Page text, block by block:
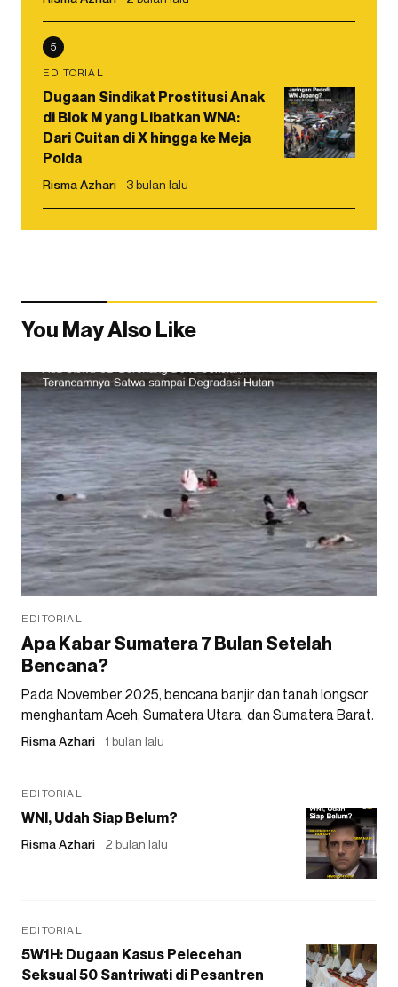
5
EDITORIAL
Dugaan Sindikat Prostitusi Anak
di Blok M yang Libatkan WNA:
Dari Cuitan di X hingga ke Meja
Polda
Risma Azhari 3 bulan lalu
You May Also Like
EDITORIAL
Apa Kabar Sumatera 7 Bulan Setelah
Bencana?
Pada November 2025, bencana banjir dan tanah longsor
menghantam Aceh, Sumatera Utara, dan Sumatera Barat.
Risma Azhari 1 bulan lalu
EDITORIAL
WNI, Udah Siap Belum?
Risma Azhari 2 bulan lalu
EDITORIAL
5W1H: Dugaan Kasus Pelecehan
Seksual 50 Santriwati di Pesantren